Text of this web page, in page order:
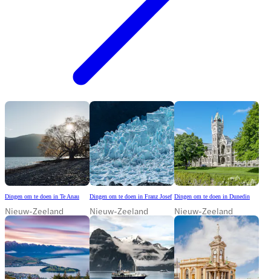
Dingen om te doen in Te Anau
Nieuw-Zeeland
Dingen om te doen in Franz Josef
Nieuw-Zeeland
Dingen om te doen in Dunedin
Nieuw-Zeeland